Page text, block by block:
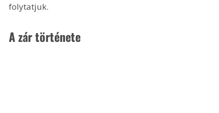
folytatjuk.
A zár története